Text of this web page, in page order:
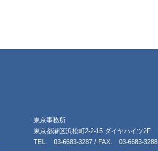
東京事務所
東京都港区浜松町2-2-15 ダイヤハイツ2F
TEL. 03-6683-3287 / FAX. 03-6683-3288